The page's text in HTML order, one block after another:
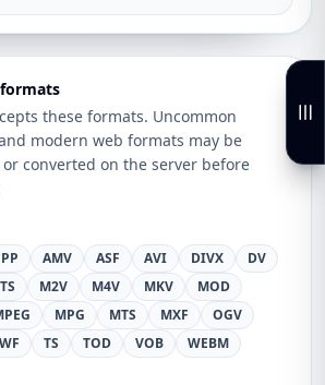
these formats. Uncommon
modern web formats may be
converted on the server before
AMV ASF AVI DIVX
DV
M2V M4V MKV
MOD
MPG MTS MXF
OGV
TS TOD VOB
WEBM